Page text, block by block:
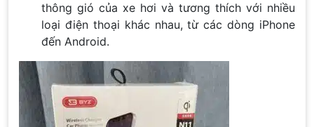
thông gió của xe hơi và tương thích với nhiều
loại điện thoại khác nhau, từ các dòng iPhone
đến Android.